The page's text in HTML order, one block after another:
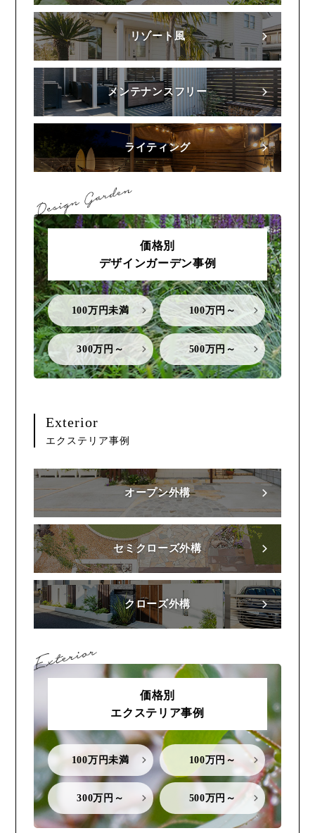
リゾート風
メンテナンスフリー
ライティング
価格別
デザインガーデン事例
100万円未満 100万円～
300万円～ 500万円～
Exterior
エクステリア事例
オープン外構
セミクローズ外構
クローズ外構
価格別
エクステリア事例
100万円未満 100万円～
300万円～ 500万円～